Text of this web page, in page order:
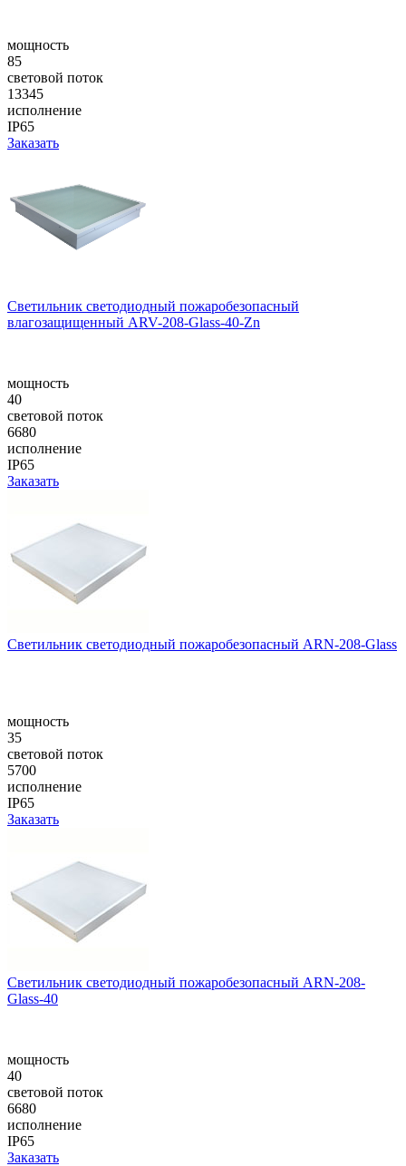
мощность
85
световой поток
13345
исполнение
IP65
Заказать
Светильник светодиодный пожаробезопасный
влагозащищенный ARV-208-Glass-40-Zn
мощность
40
световой поток
6680
исполнение
IP65
Заказать
Светильник светодиодный пожаробезопасный ARN-208-Glass
мощность
35
световой поток
5700
исполнение
IP65
Заказать
Светильник светодиодный пожаробезопасный ARN-208-
Glass-40
мощность
40
световой поток
6680
исполнение
IP65
Заказать